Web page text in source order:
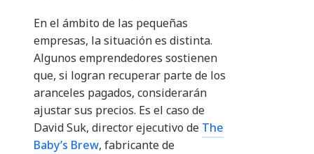
En el ámbito de las pequeñas
empresas, la situación es distinta.
Algunos emprendedores sostienen
que, si logran recuperar parte de los
aranceles pagados, considerarán
ajustar sus precios. Es el caso de
David Suk, director ejecutivo de The
Baby’s Brew, fabricante de